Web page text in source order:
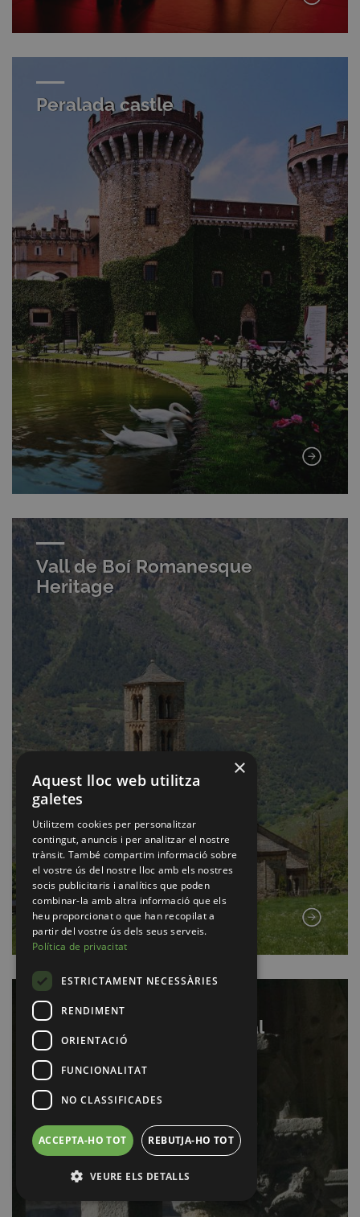
Peralada castle
Vall de Boí Romanesque
Heritage
La Seu d'Urgell Cathedral
×
Aquest lloc web utilitza
galetes
Utilitzem cookies per personalitzar
contingut, anuncis i per analitzar el nostre
trànsit. També compartim informació sobre
el vostre ús del nostre lloc amb els nostres
socis publicitaris i analítics que poden
combinar-la amb altra informació que els
heu proporcionat o que han recopilat a
partir del vostre ús dels seus serveis.
Política de privacitat
ESTRICTAMENT NECESSÀRIES
RENDIMENT
ORIENTACIÓ
FUNCIONALITAT
NO CLASSIFICADES
ACCEPTA-HO TOT REBUTJA-HO TOT
VEURE ELS DETALLS